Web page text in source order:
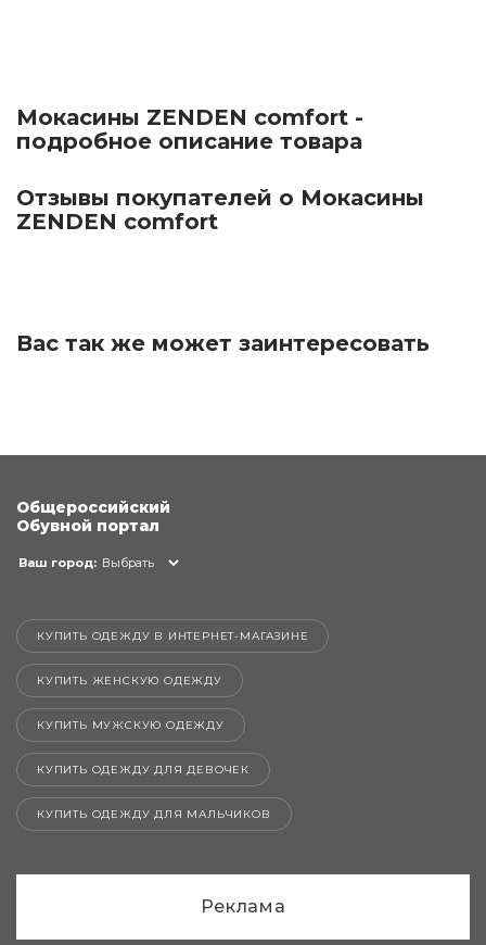
Мокасины ZENDEN comfort -
подробное описание товара
Отзывы покупателей о Мокасины
ZENDEN comfort
Вас так же может заинтересовать
Общероссийский
Обувной портал
Ваш город: Выбрать
КУПИТЬ ОДЕЖДУ В ИНТЕРНЕТ-МАГАЗИНЕ
КУПИТЬ ЖЕНСКУЮ ОДЕЖДУ
КУПИТЬ МУЖСКУЮ ОДЕЖДУ
КУПИТЬ ОДЕЖДУ ДЛЯ ДЕВОЧЕК
КУПИТЬ ОДЕЖДУ ДЛЯ МАЛЬЧИКОВ
Реклама